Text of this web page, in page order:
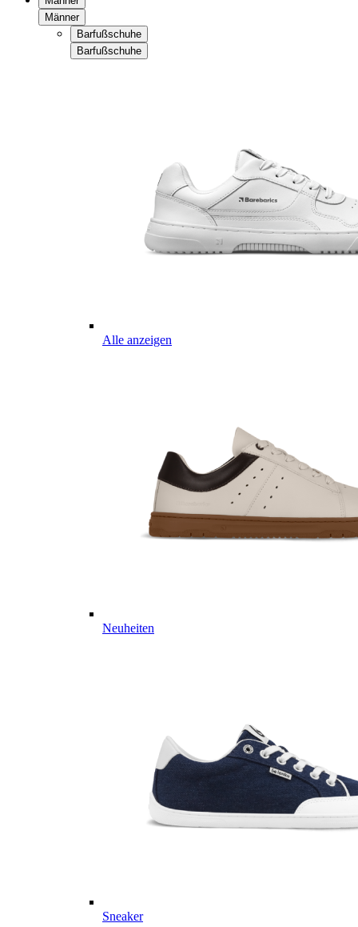
Männer
Barfußschuhe
Barfußschuhe
Alle anzeigen
Neuheiten
Sneaker